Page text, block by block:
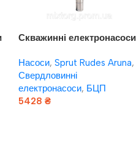
Скважинні електронасоси
“Насоси+” БЦП 1,8-42У*
(кабель 25 м, сталевий
трос підвіса)
Насоси, Sprut Rudes Aruna,
Свердловинні
електронасоси, БЦП
5428 ₴